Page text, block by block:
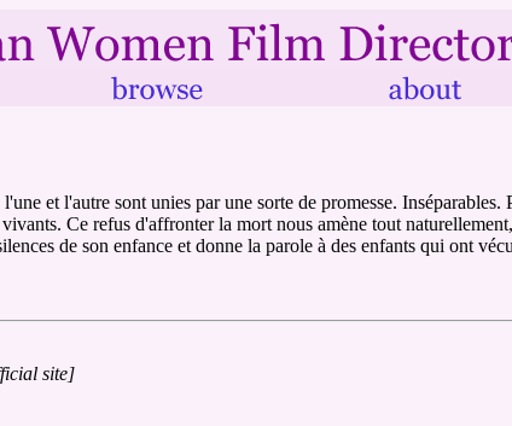
et l'autre sont unies par une sorte de promesse.
Ce refus d'affronter la mort nous amène tout
de son enfance et donne la parole à des enfants qui ont
site]